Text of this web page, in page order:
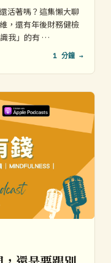
活著嗎？這集懶大聊
，還有年後財務健檢
我」的有 …
1 分鐘 →